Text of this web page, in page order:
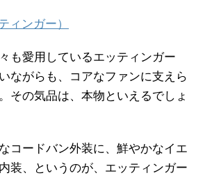
ィンガー）
も愛用しているエッティンガー
ながらも、コアなファンに支えら
その気品は、本物といえるでしょ
コードバン外装に、鮮やかなイエ
装、というのが、エッティンガー